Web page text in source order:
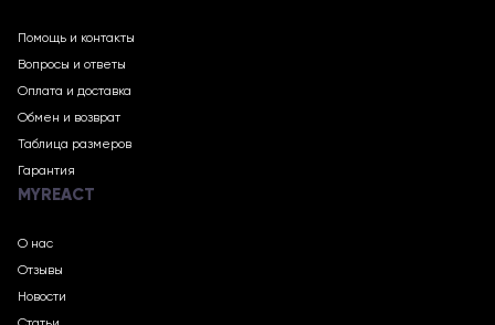
Помощь и контакты
Вопросы и ответы
Оплата и доставка
Обмен и возврат
Таблица размеров
Гарантия
MYREACT
О нас
Отзывы
Новости